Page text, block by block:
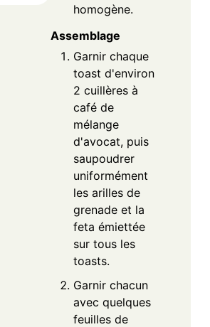
homogène.
Assemblage
Garnir chaque
toast d'environ
2 cuillères à
café de
mélange
d'avocat, puis
saupoudrer
uniformément
les arilles de
grenade et la
feta émiettée
sur tous les
toasts.
Garnir chacun
avec quelques
feuilles de